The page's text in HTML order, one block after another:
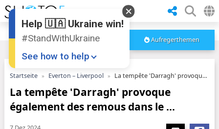
Aufregerthemen
Startseite Everton – Liverpool La tempête 'Darragh' provoque également des remous dans le ...
La tempête 'Darragh' provoque
également des remous dans le ...
Help 🇺🇦 Ukraine win!
#StandWithUkraine
See how to help